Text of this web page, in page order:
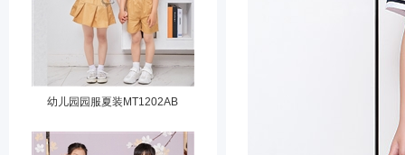
幼儿园园服夏装MT1202AB